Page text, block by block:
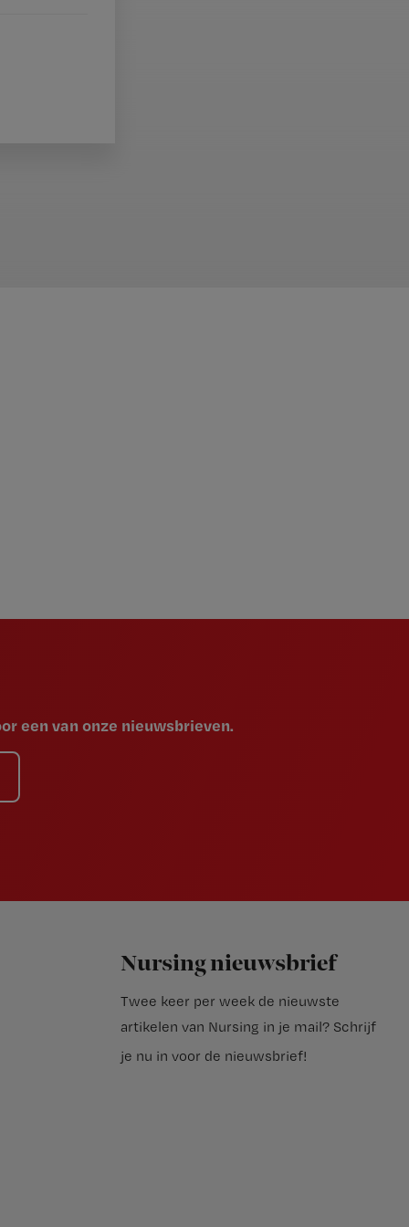
een van onze nieuwsbrieven.
Nursing nieuwsbrief
Twee keer per week de nieuwste
artikelen van Nursing in je mail? Schrijf
je nu in voor de nieuwsbrief!